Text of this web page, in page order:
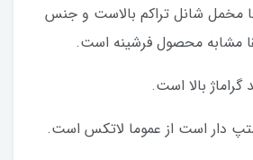
مخمل شانل تراکم بالاست و جنس
مشابه محصول فرشینه است.
گراماژ بالا است.
دار است از عموما لاتکس است.